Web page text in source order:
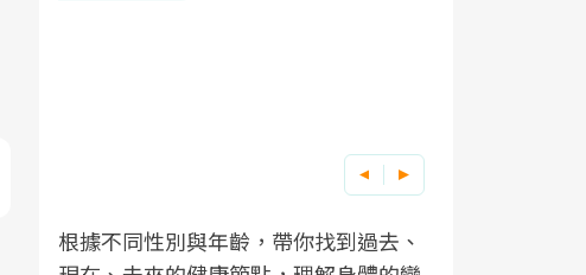
根據不同性別與年齡，帶你找到過去、